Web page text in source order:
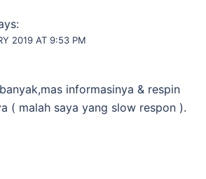
2019 AT 9:53 PM
informasinya & respin
( malah saya yang slow respon ).